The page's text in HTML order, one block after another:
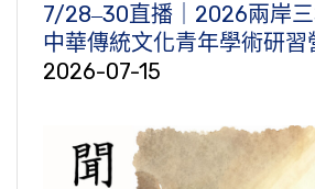
7/28‒30直播｜2026兩岸
中華傳統文化青年學術研習
2026-07-15